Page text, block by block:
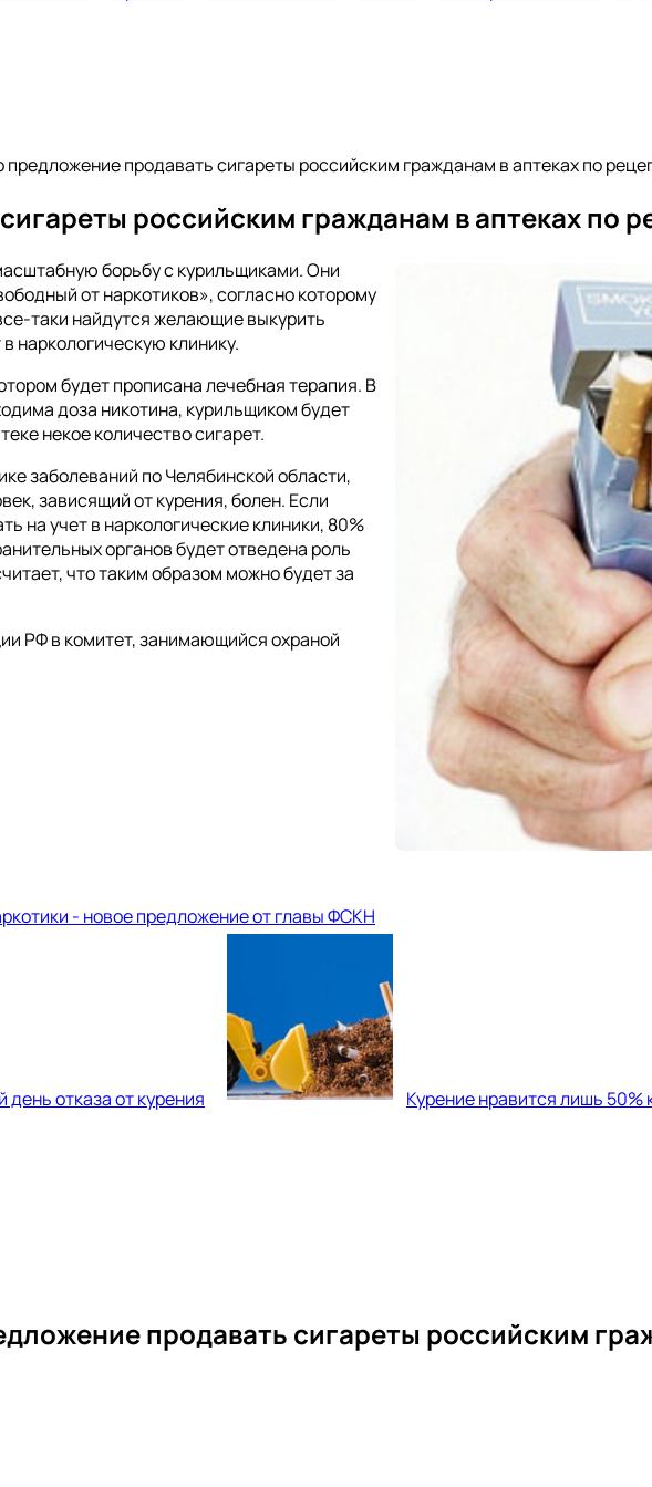
предложение продавать сигареты российским гражданам в аптеках по
российским гражданам в аптеках по
борьбу с курильщиками. Они
от наркотиков», согласно которому
таки найдутся желающие выкурить
наркологическую клинику.
будет прописана лечебная терапия. В
доза никотина, курильщиком будет
некое количество сигарет.
заболеваний по Челябинской области,
зависящий от курения, болен. Если
на учет в наркологические клиники, 80%
органов будет отведена роль
что таким образом можно будет за
РФ в комитет, занимающийся охраной
- новое предложение от главы ФСКН
отказа от курения Курение нравится лишь 50%
продавать сигареты российским